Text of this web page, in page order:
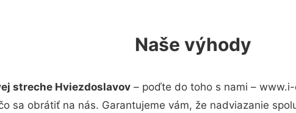
Naše výhody
streche Hviezdoslavov– poďte do toho s nami –
sa obrátiť na nás. Garantujeme vám, že nadviazanie